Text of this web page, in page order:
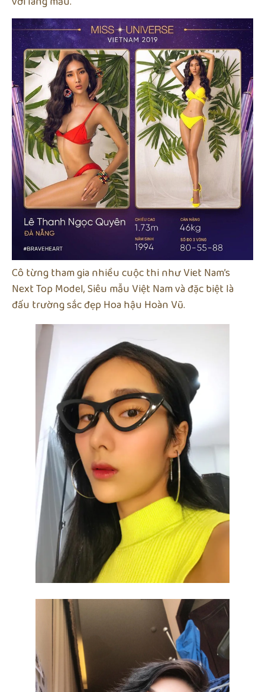
Cô từng tham gia nhiều cuộc thi như Viet Nam’s
Next Top Model, Siêu mẫu Việt Nam và đặc biệt là
đấu trường sắc đẹp Hoa hậu Hoàn Vũ.